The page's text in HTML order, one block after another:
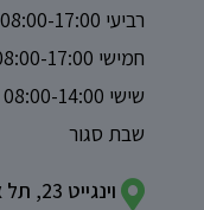
רביעי 08:00-17:00
חמישי 08:00-17:00
שישי 08:00-14:00
שבת סגור
וינגייט 23, תל אביב יפו